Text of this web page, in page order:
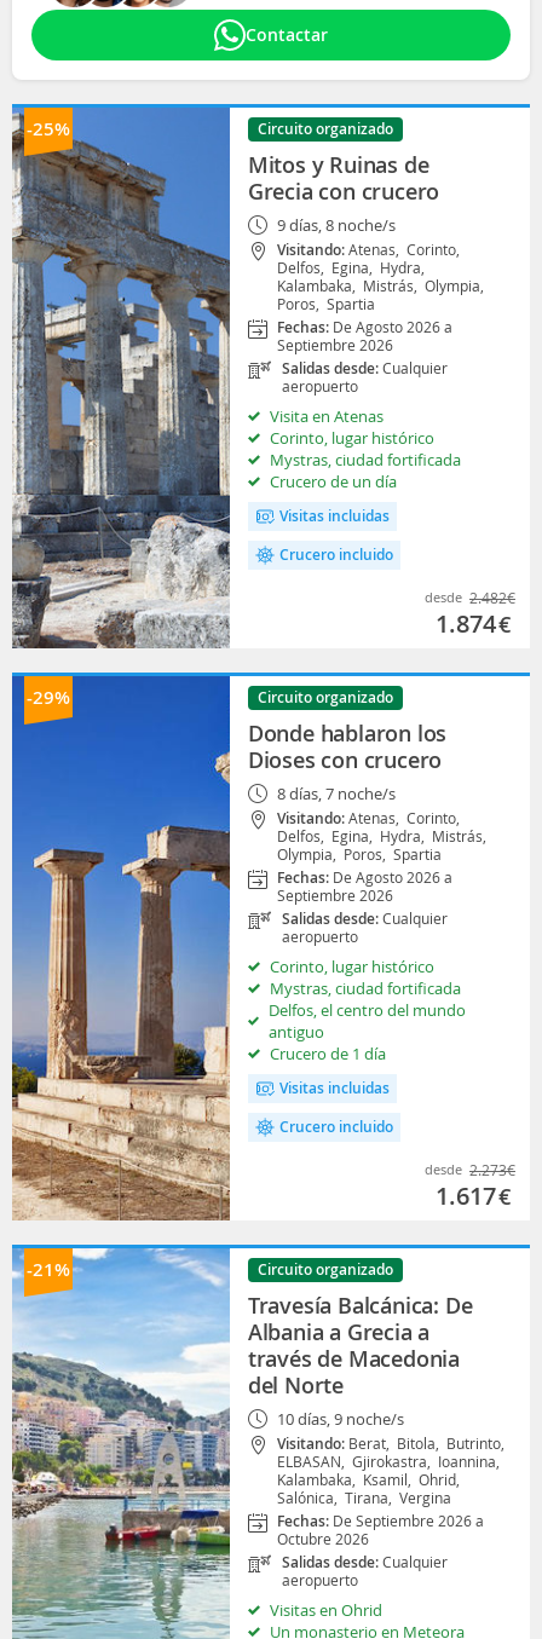
Contactar
-25% Circuito organizado
Mitos y Ruinas de
Grecia con crucero
9 días, 8 noche/s
Visitando:Atenas, Corinto,
Delfos, Egina, Hydra,
Kalambaka, Mistrás, Olympia,
Poros, Spartia
Fechas: De Agosto 2026 a
Septiembre 2026
Salidas desde:Cualquier
aeropuerto
Visita en Atenas
Corinto, lugar histórico
Mystras, ciudad fortificada
Crucero de un día
Visitas incluidas
Crucero incluido
desde 2.482€
1.874€
-29% Circuito organizado
Donde hablaron los
Dioses con crucero
8 días, 7 noche/s
Visitando:Atenas, Corinto,
Delfos, Egina, Hydra, Mistrás,
Olympia, Poros, Spartia
Fechas: De Agosto 2026 a
Septiembre 2026
Salidas desde:Cualquier
aeropuerto
Corinto, lugar histórico
Mystras, ciudad fortificada
Delfos, el centro del mundo
antiguo
Crucero de 1 día
Visitas incluidas
Crucero incluido
desde 2.273€
1.617€
-21% Circuito organizado
Travesía Balcánica: De
Albania a Grecia a
través de Macedonia
del Norte
10 días, 9 noche/s
Visitando: Berat, Bitola, Butrinto,
ELBASAN, Gjirokastra, Ioannina,
Kalambaka, Ksamil, Ohrid,
Salónica, Tirana, Vergina
Fechas: De Septiembre 2026 a
Octubre 2026
Salidas desde:Cualquier
aeropuerto
Visitas en Ohrid
Un monasterio en Meteora